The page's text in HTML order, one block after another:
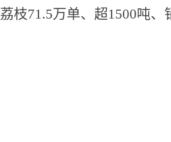
枝71.5万单、超1500吨、